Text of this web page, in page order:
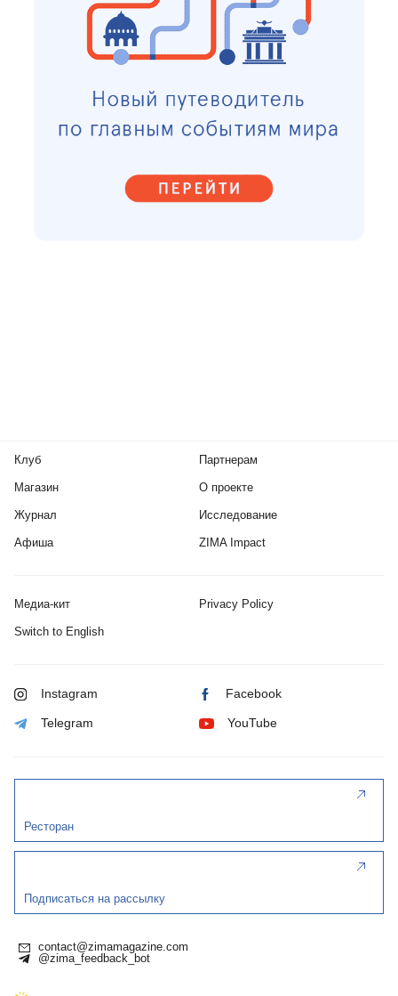
Клуб
Магазин
Журнал
Афиша
Партнерам
О проекте
Исследование
ZIMA Impact
Медиа-кит Privacy Policy
Switch to English
Instagram Facebook
Telegram YouTube
Ресторан
Подписаться на рассылку
contact@zimamagazine.com
@zima_feedback_bot